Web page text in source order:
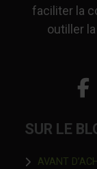
faciliter la
outiller
SUR LE
AVANT